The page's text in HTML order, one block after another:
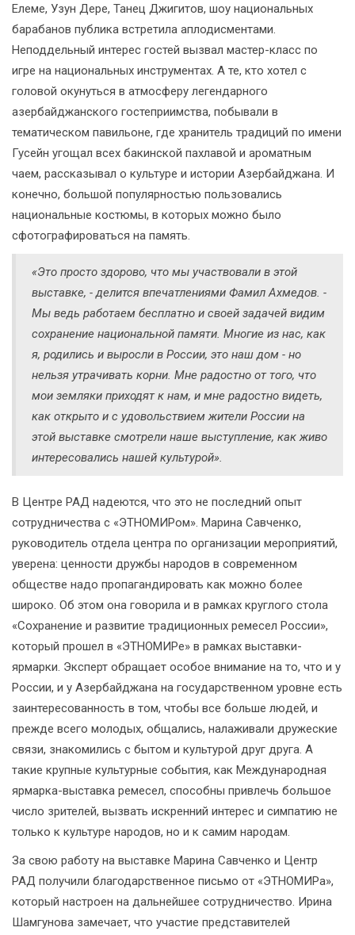
Елеме, Узун Дере, Танец Джигитов, шоу национальных
барабанов публика встретила аплодисментами.
Неподдельный интерес гостей вызвал мастер-класс по
игре на национальных инструментах. А те, кто хотел с
головой окунуться в атмосферу легендарного
азербайджанского гостеприимства, побывали в
тематическом павильоне, где хранитель традиций по имени
Гусейн угощал всех бакинской пахлавой и ароматным
чаем, рассказывал о культуре и истории Азербайджана. И
конечно, большой популярностью пользовались
национальные костюмы, в которых можно было
сфотографироваться на память.
«Это просто здорово, что мы участвовали в этой
выставке, - делится впечатлениями Фамил Ахмедов. -
Мы ведь работаем бесплатно и своей задачей видим
сохранение национальной памяти. Многие из нас, как
я, родились и выросли в России, это наш дом - но
нельзя утрачивать корни. Мне радостно от того, что
мои земляки приходят к нам, и мне радостно видеть,
как открыто и с удовольствием жители России на
этой выставке смотрели наше выступление, как живо
интересовались нашей культурой».
В Центре РАД надеются, что это не последний опыт
сотрудничества с «ЭТНОМИРом». Марина Савченко,
руководитель отдела центра по организации мероприятий,
уверена: ценности дружбы народов в современном
обществе надо пропагандировать как можно более
широко. Об этом она говорила и в рамках круглого стола
«Сохранение и развитие традиционных ремесел России»,
который прошел в «ЭТНОМИРе» в рамках выставки-
ярмарки. Эксперт обращает особое внимание на то, что и у
России, и у Азербайджана на государственном уровне есть
заинтересованность в том, чтобы все больше людей, и
прежде всего молодых, общались, налаживали дружеские
связи, знакомились с бытом и культурой друг друга. А
такие крупные культурные события, как Международная
ярмарка-выставка ремесел, способны привлечь большое
число зрителей, вызвать искренний интерес и симпатию не
только к культуре народов, но и к самим народам.
За свою работу на выставке Марина Савченко и Центр
РАД получили благодарственное письмо от «ЭТНОМИРа»,
который настроен на дальнейшее сотрудничество. Ирина
Шамгунова замечает, что участие представителей